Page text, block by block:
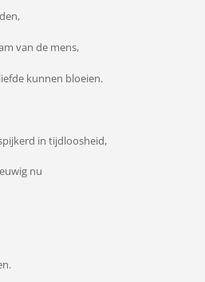
van de mens,
kunnen bloeien.
in tijdloosheid,
nu